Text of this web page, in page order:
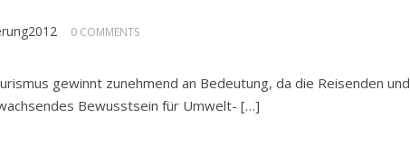
0 COMMENTS
gewinnt zunehmend an Bedeutung, da die Reisenden und
Bewusstsein für Umwelt- […]